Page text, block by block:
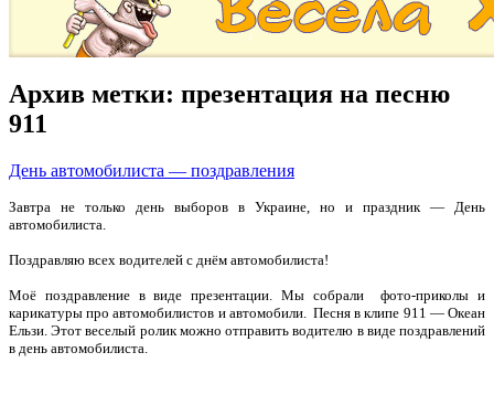
Архив метки: презентация на песню
911
День автомобилиста — поздравления
Завтра не только день выборов в Украине, но и праздник — День
автомобилиста.
Поздравляю всех водителей с днём автомобилиста!
Моё поздравление в виде презентации. Мы собрали фото-приколы и
карикатуры про автомобилистов и автомобили. Песня в клипе 911 — Океан
Ельзи. Этот веселый ролик можно отправить водителю в виде поздравлений
в день автомобилиста.